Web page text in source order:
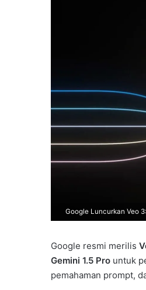
Google Luncurkan Veo
Google resmi merilis
Gemini 1.5 Pro untuk
pemahaman prompt,